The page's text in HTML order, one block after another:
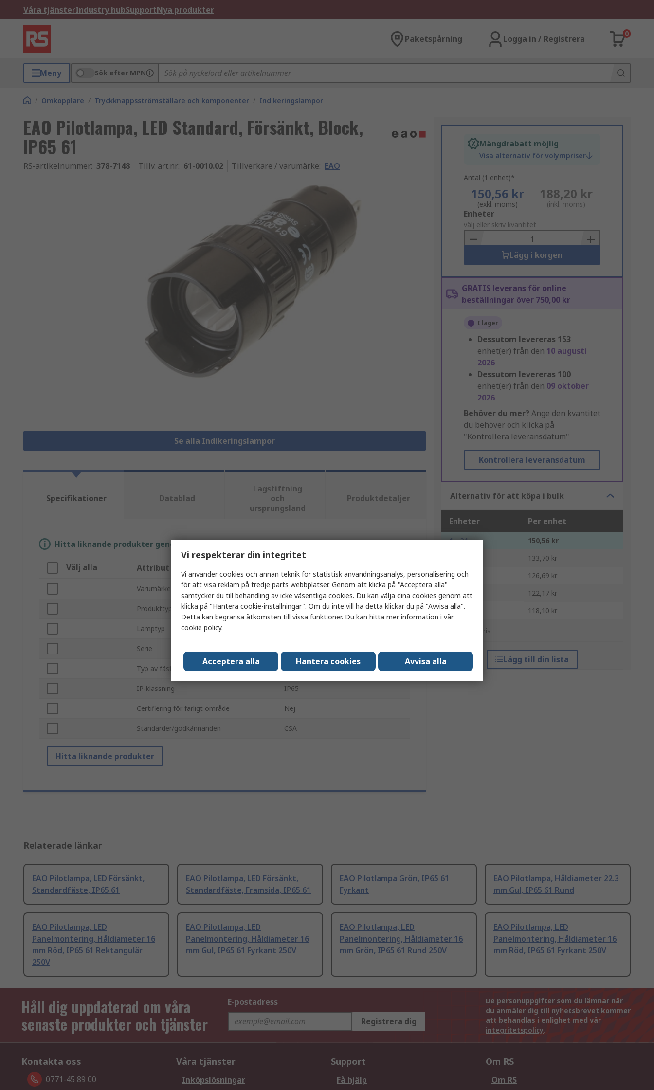
Våra tjänsterIndustry hubSupportNya produkter
Paketspårning Logga in / Registrera
0
Meny Sök efter MPN
/ Omkopplare / Tryckknappsströmställare och komponenter / Indikeringslampor
EAO Pilotlampa, LED Standard, Försänkt, Block,
IP65 61
RS-artikelnummer: 378-7148 Tillv. art.nr: 61-0010.02 Tillverkare / varumärke: EAO
Se alla Indikeringslampor
Mängdrabatt möjlig
Visa alternativ för volympriser
Antal (1 enhet)*
150,56 kr
(exkl. moms)
188,20 kr
(inkl. moms)
Add
to
Basket
Enheter
välj eller skriv kvantitet
Lägg i korgen
GRATIS leverans för online
beställningar över 750,00 kr
I lager
Dessutom levereras 153
enhet(er) från den 10 augusti
2026
Dessutom levereras 100
enhet(er) från den 09 oktober
2026
Behöver du mer? Ange den kvantitet
du behöver och klicka på
"Kontrollera leveransdatum"
Kontrollera leveransdatum
Alternativ för att köpa i bulk
Enheter Per enhet
1 - 24
150,56 kr
133,70 kr
100 - 249
126,69 kr
250 - 499
122,17 kr
500 +
118,10 kr
*vägledande pris
Lägg till din lista
Specifikationer Datablad
Lagstiftning
och
ursprungsland
Produktdetaljer
Hitta liknande produkter genom att välja ett eller flera attribut.
Välj alla Attribut
Varumärke EAO
Produkttyp Pilotlampa
Lamptyp
Serie
Typ av fäste
IP-klassning IP65
Certifiering för farligt område Nej
Standarder/godkännanden CSA
Hitta liknande produkter
Relaterade länkar
EAO Pilotlampa, LED Försänkt,
Standardfäste, IP65 61
EAO Pilotlampa, LED Försänkt,
Standardfäste, Framsida, IP65 61
EAO Pilotlampa Grön, IP65 61
Fyrkant
EAO Pilotlampa, Håldiameter 22.3
mm Gul, IP65 61 Rund
EAO Pilotlampa, LED
Panelmontering, Håldiameter 16
mm Röd, IP65 61 Rektangulär
250V
EAO Pilotlampa, LED
Panelmontering, Håldiameter 16
mm Gul, IP65 61 Fyrkant 250V
EAO Pilotlampa, LED
Panelmontering, Håldiameter 16
mm Grön, IP65 61 Rund 250V
EAO Pilotlampa, LED
Panelmontering, Håldiameter 16
mm Röd, IP65 61 Fyrkant 250V
Håll dig uppdaterad om våra
senaste produkter och tjänster
E-postadress
Registrera dig
De personuppgifter som du lämnar när
du anmäler dig till nyhetsbrevet kommer
att behandlas i enlighet med vår
integritetspolicy.
Kontakta oss
0771-45 89 00
Våra tjänster
Inköpslösningar
Support
Få hjälp
Om RS
Om RS
Vi respekterar din integritet
Vi använder cookies och annan teknik för statistisk användningsanalys, personalisering och
för att visa reklam på tredje parts webbplatser. Genom att klicka på "Acceptera alla"
samtycker du till behandling av icke väsentliga cookies. Du kan välja dina cookies genom att
klicka på "Hantera cookie-inställningar". Om du inte vill ha detta klickar du på "Avvisa alla".
Detta kan begränsa åtkomsten till vissa funktioner. Du kan hitta mer information i vår
cookie policy.
Acceptera alla Hantera cookies Avvisa alla